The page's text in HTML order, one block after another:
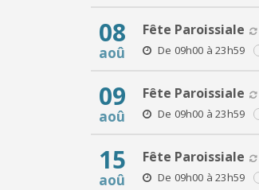
08
aoû
Fête Paroissiale
De 09h00 à 23h59
09
aoû
Fête Paroissiale
De 09h00 à 23h59
15
aoû
Fête Paroissiale
De 09h00 à 23h59